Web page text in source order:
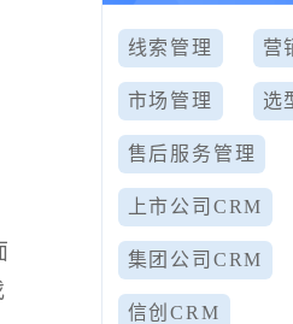
线索管理 营
市场管理 选
售后服务管理
上市公司CRM
集团公司CRM
信创CRM